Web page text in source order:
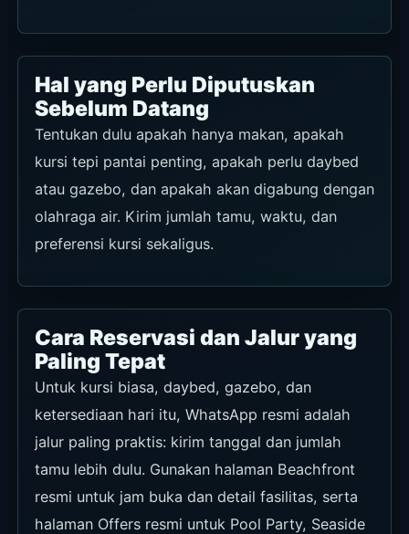
Hal yang Perlu Diputuskan
Sebelum Datang
Tentukan dulu apakah hanya makan, apakah
kursi tepi pantai penting, apakah perlu daybed
atau gazebo, dan apakah akan digabung dengan
olahraga air. Kirim jumlah tamu, waktu, dan
preferensi kursi sekaligus.
Cara Reservasi dan Jalur yang
Paling Tepat
Untuk kursi biasa, daybed, gazebo, dan
ketersediaan hari itu, WhatsApp resmi adalah
jalur paling praktis: kirim tanggal dan jumlah
tamu lebih dulu. Gunakan halaman Beachfront
resmi untuk jam buka dan detail fasilitas, serta
halaman Offers resmi untuk Pool Party, Seaside